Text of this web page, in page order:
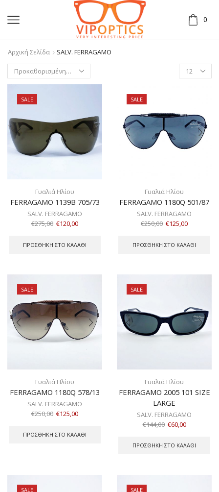
0
Αρχική Σελίδα SALV. FERRAGAMO
SALE
Γυαλιά Ηλίου
FERRAGAMO 1139B 705/73
SALV. FERRAGAMO
€275,00 €120,00
ΠΡΟΣΘΉΚΗ ΣΤΟ ΚΑΛΆΘΙ
SALE
Γυαλιά Ηλίου
FERRAGAMO 1180Q 501/87
SALV. FERRAGAMO
€250,00 €125,00
ΠΡΟΣΘΉΚΗ ΣΤΟ ΚΑΛΆΘΙ
SALE
Γυαλιά Ηλίου
FERRAGAMO 1180Q 578/13
SALV. FERRAGAMO
€250,00 €125,00
ΠΡΟΣΘΉΚΗ ΣΤΟ ΚΑΛΆΘΙ
SALE
Γυαλιά Ηλίου
FERRAGAMO 2005 101 SIZE
LARGE
SALV. FERRAGAMO
€144,00 €60,00
ΠΡΟΣΘΉΚΗ ΣΤΟ ΚΑΛΆΘΙ
SALE SALE